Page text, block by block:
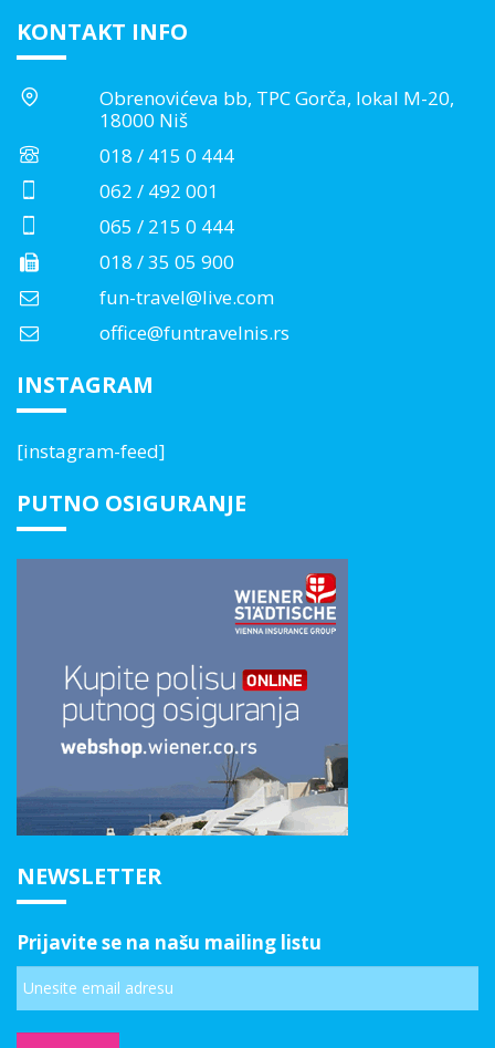
KONTAKT INFO
Obrenovićeva bb, TPC Gorča, lokal M-20,
18000 Niš
018 / 415 0 444
062 / 492 001
065 / 215 0 444
018 / 35 05 900
fun-travel@live.com
office@funtravelnis.rs
INSTAGRAM
[instagram-feed]
PUTNO OSIGURANJE
NEWSLETTER
Prijavite se na našu mailing listu